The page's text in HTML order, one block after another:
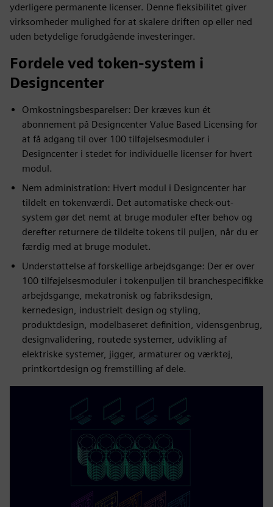
yderligere permanente licenser. Denne fleksibilitet giver
virksomheder mulighed for at skalere driften op eller ned
uden betydelige forudgående investeringer.
Fordele ved token-system i
Designcenter
Omkostningsbesparelser: Der kræves kun ét
abonnement på Designcenter Value Based Licensing for
at få adgang til over 100 tilføjelsesmoduler i
Designcenter i stedet for individuelle licenser for hvert
modul.
Nem administration: Hvert modul i Designcenter har
tildelt en tokenværdi. Det automatiske check-out-
system gør det nemt at bruge moduler efter behov og
derefter returnere de tildelte tokens til puljen, når du er
færdig med at bruge modulet.
Understøttelse af forskellige arbejdsgange: Der er over
100 tilføjelsesmoduler i tokenpuljen til branchespecifikke
arbejdsgange, mekatronisk og fabriksdesign,
kernedesign, industrielt design og styling,
produktdesign, modelbaseret definition, vidensgenbrug,
designvalidering, routede systemer, udvikling af
elektriske systemer, jigger, armaturer og værktøj,
printkortdesign og fremstilling af dele.